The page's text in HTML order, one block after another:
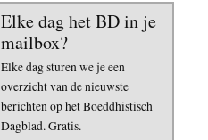
Elke dag het BD in je
mailbox?
Elke dag sturen we je een
overzicht van de nieuwste
berichten op het Boeddhistisch
Dagblad. Gratis.